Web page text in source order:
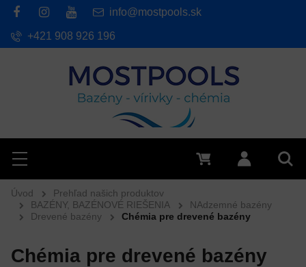
Hľadať
Menu Prihlásiť
info@mostpools.sk
+421 908 926 196
Úvod
Prehľad našich produktov
BAZÉNY, BAZÉNOVÉ RIEŠENIA
NAdzemné bazény
Drevené bazény
Chémia pre drevené bazény
Chémia pre drevené bazény